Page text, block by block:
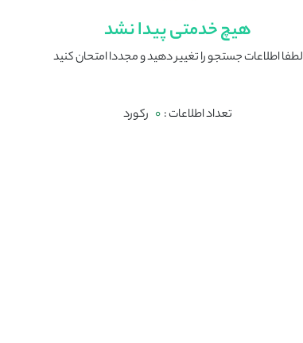
هیچ خدمتی پیدا نشد
لطفا اطلاعات جستجو را تغییر دهید و مجددا امتحان کنید
تعداد اطلاعات : 0 رکورد